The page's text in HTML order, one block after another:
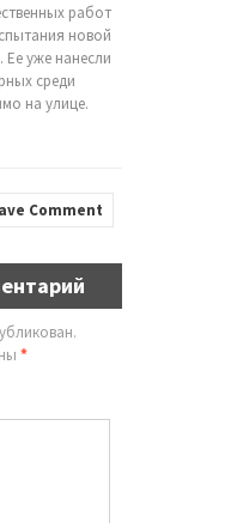
работ
новой
уже нанесли
среди
на улице.
Comment
*